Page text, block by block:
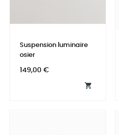
Suspension luminaire
osier
Prix
149,00 €
